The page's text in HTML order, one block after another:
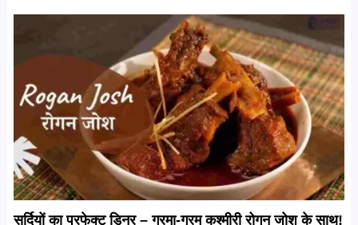
सर्दियों का परफेक्ट डिनर – गरमा-गरम कश्मीरी रोगन जोश के साथ!